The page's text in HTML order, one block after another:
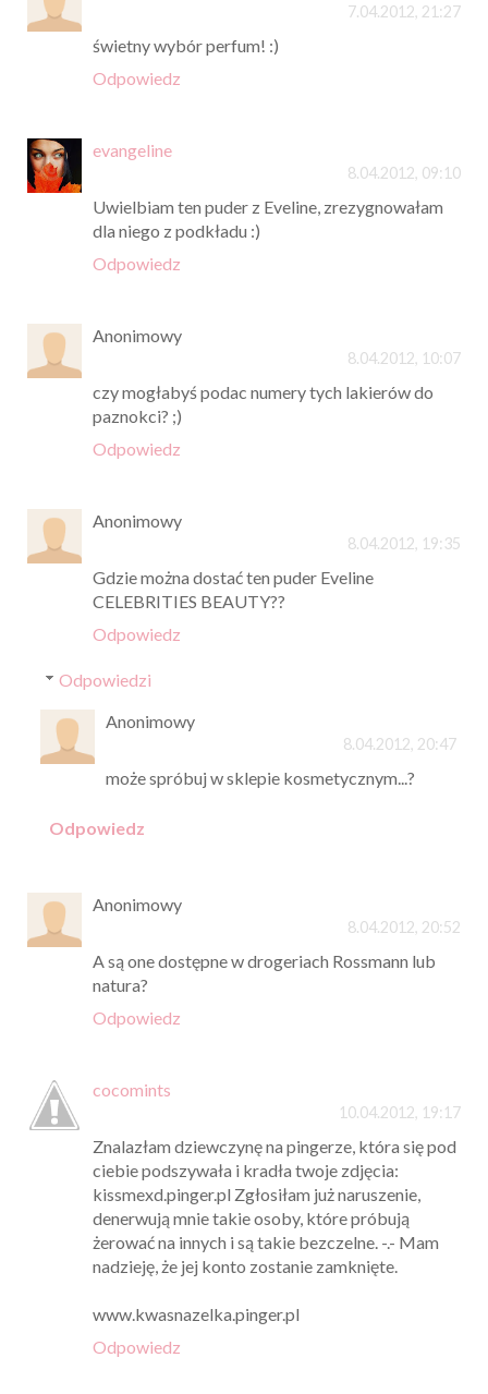
7.04.2012, 21:27
świetny wybór perfum! :)
Odpowiedz
evangeline
8.04.2012, 09:10
Uwielbiam ten puder z Eveline, zrezygnowałam
dla niego z podkładu :)
Odpowiedz
Anonimowy
8.04.2012, 10:07
czy mogłabyś podac numery tych lakierów do
paznokci? ;)
Odpowiedz
Anonimowy
8.04.2012, 19:35
Gdzie można dostać ten puder Eveline
CELEBRITIES BEAUTY??
Odpowiedz
Odpowiedzi
Anonimowy
8.04.2012, 20:47
może spróbuj w sklepie kosmetycznym...?
Odpowiedz
Anonimowy
8.04.2012, 20:52
A są one dostępne w drogeriach Rossmann lub
natura?
Odpowiedz
cocomints
10.04.2012, 19:17
Znalazłam dziewczynę na pingerze, która się pod
ciebie podszywała i kradła twoje zdjęcia:
kissmexd.pinger.pl Zgłosiłam już naruszenie,
denerwują mnie takie osoby, które próbują
żerować na innych i są takie bezczelne. -.- Mam
nadzieję, że jej konto zostanie zamknięte.
www.kwasnazelka.pinger.pl
Odpowiedz